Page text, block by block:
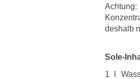
deshalb
Sole-
1 l